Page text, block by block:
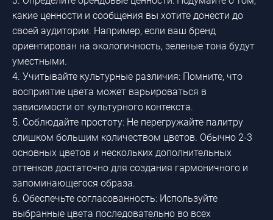
какие ценности и сообщения вы хотите донести до
своей аудитории. Например, если ваш бренд
ориентирован на экологичность, зеленые тона будут
уместными.
4. Учитывайте культурные различия: Помните, что
восприятие цвета может варьироваться в
зависимости от культурного контекста.
5. Соблюдайте простоту: Не перегружайте палитру
слишком большим количеством цветов. Обычно 2-3
основных цветов и нескольких дополнительных
оттенков достаточно для создания гармоничного и
запоминающегося образа.
6. Обеспечьте согласованность: Используйте
выбранные цвета последовательно во всех